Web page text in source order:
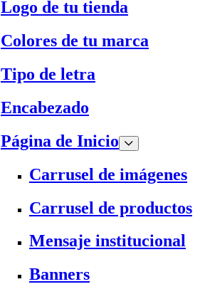
Logo de tu tienda
Colores de tu marca
Tipo de letra
Encabezado
Página de Inicio
Carrusel de imágenes
Carrusel de productos
Mensaje institucional
Banners